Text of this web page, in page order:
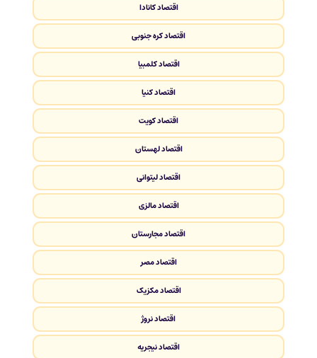
اقتصاد کانادا
اقتصاد کره جنوبی
اقتصاد کلمبیا
اقتصاد کنیا
اقتصاد کویت
اقتصاد لهستان
اقتصاد لیتوانی
اقتصاد مالزی
اقتصاد مجارستان
اقتصاد مصر
اقتصاد مکزیک
اقتصاد نروژ
اقتصاد نیجریه